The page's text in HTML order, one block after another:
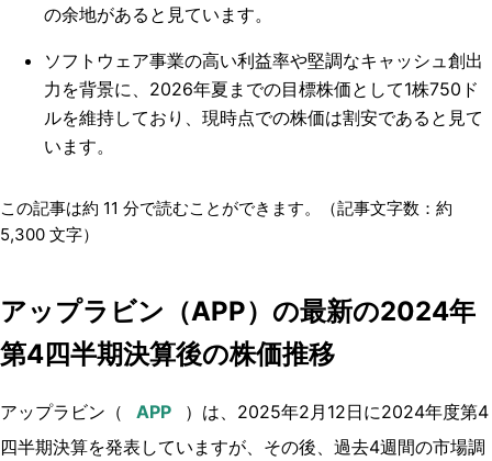
の余地があると見ています。
ソフトウェア事業の高い利益率や堅調なキャッシュ創出
力を背景に、2026年夏までの目標株価として1株750ド
ルを維持しており、現時点での株価は割安であると見て
います。
この記事は約 11 分で読むことができます。（記事文字数：約
5,300 文字）
アップラビン（APP）の最新の2024年
第4四半期決算後の株価推移
アップラビン（
）は、2025年2月12日に2024年度第4
四半期決算を発表していますが、その後、過去4週間の市場調